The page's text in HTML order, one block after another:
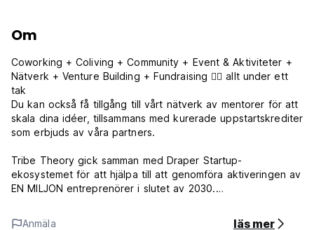
Om
Coworking + Coliving + Community + Event & Aktiviteter +
Nätverk + Venture Building + Fundraising 👉🏼 allt under ett
tak
Du kan också få tillgång till vårt nätverk av mentorer för att
skala dina idéer, tillsammans med kurerade uppstartskrediter
som erbjuds av våra partners.
Tribe Theory gick samman med Draper Startup-
ekosystemet för att hjälpa till att genomföra aktiveringen av
EN MILJON entreprenörer i slutet av 2030.
Genom att använda fysiska vandrarhemssängar för att samla
Anmäla läs mer